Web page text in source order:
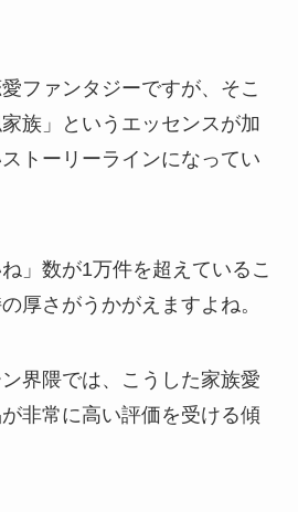
ファンタジーですが、そこ
族」というエッセンスが加
トーリーラインになってい
」数が1万件を超えているこ
厚さがうかがえますよね。
界隈では、こうした家族愛
非常に高い評価を受ける傾